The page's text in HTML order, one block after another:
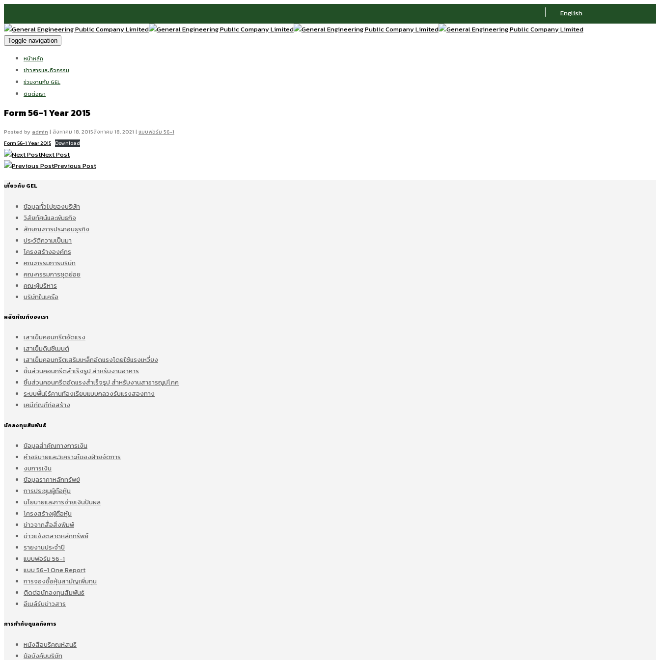
English
Toggle navigation
หน้าหลัก
ข่าวสารและกิจกรรม
ร่วมงานกับ GEL
ติดต่อเรา
Form 56-1 Year 2015
Posted by admin | สิงหาคม 18, 2015สิงหาคม 18, 2021 | แบบฟอร์ม 56-1
Form 56-1 Year 2015 Download
Next Post
Previous Post
เกี่ยวกับ GEL
ข้อมูลทั่วไปของบริษัท
วิสัยทัศน์และพันธกิจ
ลักษณะการประกอบธุรกิจ
ประวัติความเป็นมา
โครงสร้างองค์กร
คณะกรรมการบริษัท
คณะกรรมการชุดย่อย
คณะผู้บริหาร
บริษัทในเครือ
ผลิตภัณฑ์ของเรา
เสาเข็มคอนกรีตอัดแรง
เสาเข็มดินซีเมนต์
เสาเข็มคอนกรีตเสริมเหล็กอัดแรงโดยใช้แรงเหวี่ยง
ชิ้นส่วนคอนกรีตสำเร็จรูป สำหรับงานอาคาร
ชิ้นส่วนคอนกรีตอัดแรงสำเร็จรูป สำหรับงานสาธารณูปโภค
ระบบพื้นไร้คานท้องเรียบแบบกลวงรับแรงสองทาง
เคมีภัณฑ์ก่อสร้าง
นักลงทุนสัมพันธ์
ข้อมูลสำคัญทางการเงิน
คำอธิบายและวิเคราะห์ของฝ่ายจัดการ
งบการเงิน
ข้อมูลราคาหลักทรัพย์
การประชุมผู้ถือหุ้น
นโยบายและการจ่ายเงินปันผล
โครงสร้างผู้ถือหุ้น
ข่าวจากสื่อสิ่งพิมพ์
ข่าวแจ้งตลาดหลักทรัพย์
รายงานประจำปี
แบบฟอร์ม 56-1
แบบ 56-1 One Report
การจองซื้อหุ้นสามัญเพิ่มทุน
ติดต่อนักลงทุนสัมพันธ์
อีเมล์รับข่าวสาร
การกำกับดูแลกิจการ
หนังสือบริคณห์สนธิ
ข้อบังคับบริษัท